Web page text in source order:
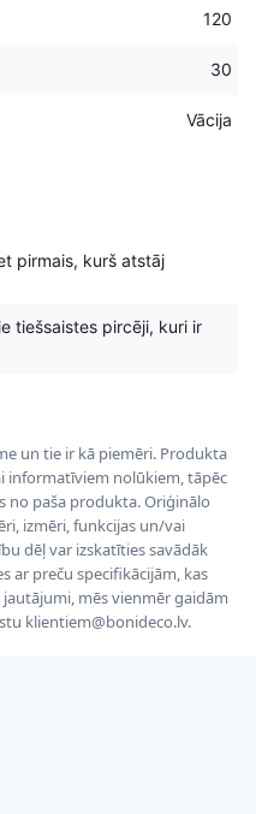
120
30
Vācija
pirmais, kurš atstāj
tiešsaistes pircēji, kuri ir
un tie ir kā piemēri. Produkta
informatīviem nolūkiem, tāpēc
no paša produkta. Oriģinālo
izmēri, funkcijas un/vai
dēļ var izskatīties savādāk
ar preču specifikācijām, kas
mēs vienmēr gaidām
klientiem@bonideco.lv.